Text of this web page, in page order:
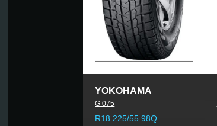
YOKOHAMA
G 075
R18 225/55 98Q